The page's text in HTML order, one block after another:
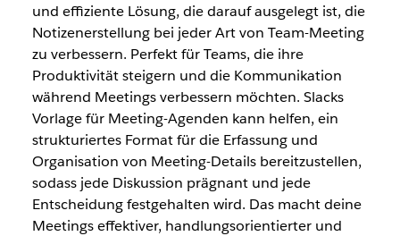
und effiziente Lösung, die darauf ausgelegt ist, die
Notizenerstellung bei jeder Art von Team-Meeting
zu verbessern. Perfekt für Teams, die ihre
Produktivität steigern und die Kommunikation
während Meetings verbessern möchten. Slacks
Vorlage für Meeting-Agenden kann helfen, ein
strukturiertes Format für die Erfassung und
Organisation von Meeting-Details bereitzustellen,
sodass jede Diskussion prägnant und jede
Entscheidung festgehalten wird. Das macht deine
Meetings effektiver, handlungsorientierter und